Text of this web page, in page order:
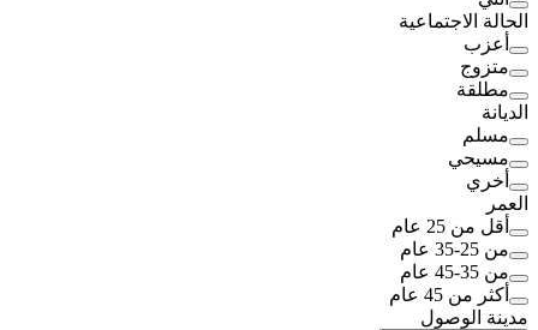
الحالة الاجتماعية
أعزب
متزوج
مطلقة
الديانة
مسلم
مسيحي
أخري
العمر
أقل من 25 عام
من 25-35 عام
من 35-45 عام
أكثر من 45 عام
مدينة الوصول